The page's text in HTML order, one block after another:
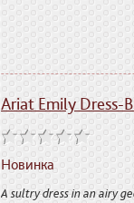
Ariat Emily Dress-
Новинка
A sultry dress in an airy